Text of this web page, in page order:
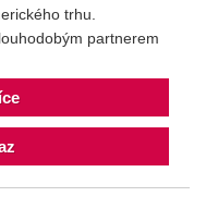
trhu.
partnerem